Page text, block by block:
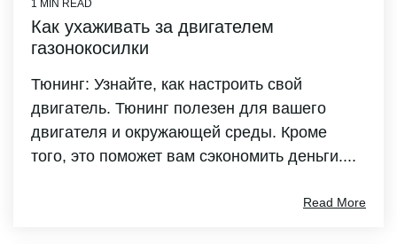
1 MIN READ
Как ухаживать за двигателем
газонокосилки
Тюнинг: Узнайте, как настроить свой
двигатель. Тюнинг полезен для вашего
двигателя и окружающей среды. Кроме
того, это поможет вам сэкономить деньги....
Read More